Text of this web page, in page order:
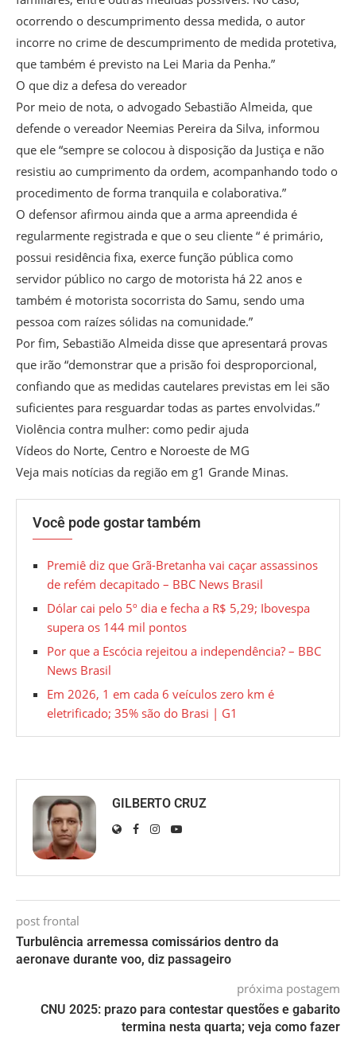
ocorrendo o descumprimento dessa medida, o autor
incorre no crime de descumprimento de medida protetiva,
que também é previsto na Lei Maria da Penha.”
O que diz a defesa do vereador
Por meio de nota, o advogado Sebastião Almeida, que
defende o vereador Neemias Pereira da Silva, informou
que ele “sempre se colocou à disposição da Justiça e não
resistiu ao cumprimento da ordem, acompanhando todo o
procedimento de forma tranquila e colaborativa.”
O defensor afirmou ainda que a arma apreendida é
regularmente registrada e que o seu cliente “ é primário,
possui residência fixa, exerce função pública como
servidor público no cargo de motorista há 22 anos e
também é motorista socorrista do Samu, sendo uma
pessoa com raízes sólidas na comunidade.”
Por fim, Sebastião Almeida disse que apresentará provas
que irão “demonstrar que a prisão foi desproporcional,
confiando que as medidas cautelares previstas em lei são
suficientes para resguardar todas as partes envolvidas.”
Violência contra mulher: como pedir ajuda
Vídeos do Norte, Centro e Noroeste de MG
Veja mais notícias da região em g1 Grande Minas.
Você pode gostar também
Premiê diz que Grã-Bretanha vai caçar assassinos
de refém decapitado – BBC News Brasil
Dólar cai pelo 5º dia e fecha a R$ 5,29; Ibovespa
supera os 144 mil pontos
Por que a Escócia rejeitou a independência? – BBC
News Brasil
Em 2026, 1 em cada 6 veículos zero km é
eletrificado; 35% são do Brasi | G1
GILBERTO CRUZ
post frontal
Turbulência arremessa comissários dentro da
aeronave durante voo, diz passageiro
próxima postagem
CNU 2025: prazo para contestar questões e gabarito
termina nesta quarta; veja como fazer